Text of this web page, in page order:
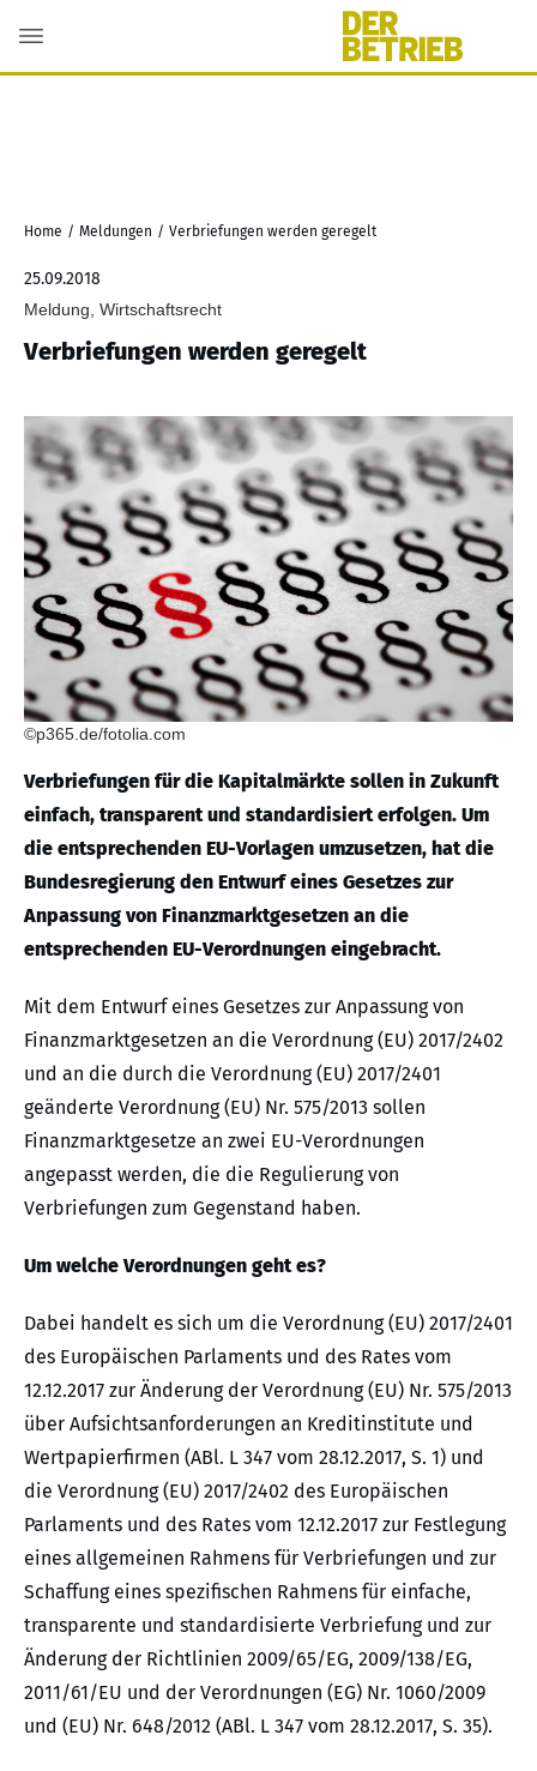
Home / Meldungen / Verbriefungen werden geregelt
25.09.2018
Meldung, Wirtschaftsrecht
Verbriefungen werden geregelt
©p365.de/fotolia.com
Verbriefungen für die Kapitalmärkte sollen in Zukunft
einfach, transparent und standardisiert erfolgen. Um
die entsprechenden EU-Vorlagen umzusetzen, hat die
Bundesregierung den Entwurf eines Gesetzes zur
Anpassung von Finanzmarktgesetzen an die
entsprechenden EU-Verordnungen eingebracht.
Mit dem Entwurf eines Gesetzes zur Anpassung von
Finanzmarktgesetzen an die Verordnung (EU) 2017/2402
und an die durch die Verordnung (EU) 2017/2401
geänderte Verordnung (EU) Nr. 575/2013 sollen
Finanzmarktgesetze an zwei EU-Verordnungen
angepasst werden, die die Regulierung von
Verbriefungen zum Gegenstand haben.
Um welche Verordnungen geht es?
Dabei handelt es sich um die Verordnung (EU) 2017/2401
des Europäischen Parlaments und des Rates vom
12.12.2017 zur Änderung der Verordnung (EU) Nr. 575/2013
über Aufsichtsanforderungen an Kreditinstitute und
Wertpapierfirmen (ABl. L 347 vom 28.12.2017, S. 1) und
die Verordnung (EU) 2017/2402 des Europäischen
Parlaments und des Rates vom 12.12.2017 zur Festlegung
eines allgemeinen Rahmens für Verbriefungen und zur
Schaffung eines spezifischen Rahmens für einfache,
transparente und standardisierte Verbriefung und zur
Änderung der Richtlinien 2009/65/EG, 2009/138/EG,
2011/61/EU und der Verordnungen (EG) Nr. 1060/2009
und (EU) Nr. 648/2012 (ABl. L 347 vom 28.12.2017, S. 35).